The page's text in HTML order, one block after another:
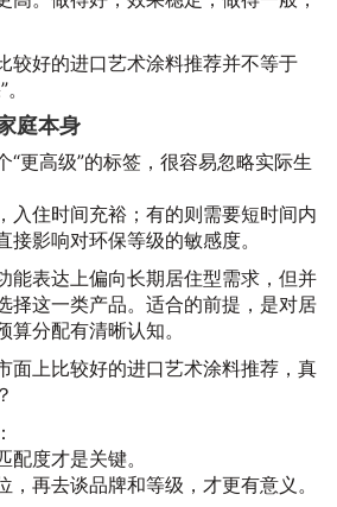
较好的进口艺术涂料推荐并不等于
庭本身
“更高级”的标签，很容易忽略实际生
入住时间充裕；有的则需要短时间内
影响对环保等级的敏感度。
能表达上偏向长期居住型需求，但并
择这一类产品。适合的前提，是对居
分配有清晰认知。
上比较好的进口艺术涂料推荐，真
度才是关键。
，再去谈品牌和等级，才更有意义。